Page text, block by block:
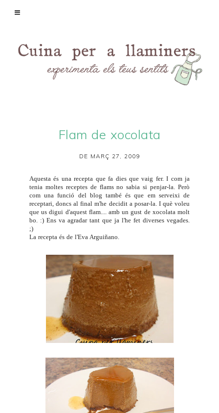
Flam de xocolata
DE MARÇ 27, 2009
Aquesta és una recepta que fa dies que vaig fer. I com ja
tenia moltes receptes de flams no sabia si penjar-la. Però
com una funció del blog també és que em serveixi de
receptari, doncs al final m'he decidit a posar-la. I què voleu
que us digui d'aquest flam.... amb un gust de xocolata molt
bo. :) Ens va agradar tant que ja l'he fet diverses vegades.
;)
La recepta és de l'Eva Arguiñano.